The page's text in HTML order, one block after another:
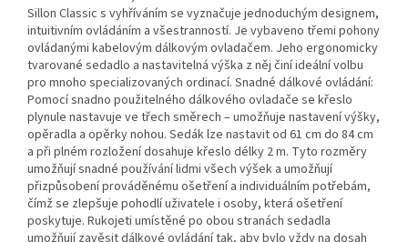
Sillon Classic s vyhříváním se vyznačuje jednoduchým designem,
intuitivním ovládáním a všestranností. Je vybaveno třemi pohony
ovládanými kabelovým dálkovým ovladačem. Jeho ergonomicky
tvarované sedadlo a nastavitelná výška z něj činí ideální volbu
pro mnoho specializovaných ordinací. Snadné dálkové ovládání:
Pomocí snadno použitelného dálkového ovladače se křeslo
plynule nastavuje ve třech směrech – umožňuje nastavení výšky,
opěradla a opěrky nohou. Sedák lze nastavit od 61 cm do 84 cm
a při plném rozložení dosahuje křeslo délky 2 m. Tyto rozměry
umožňují snadné používání lidmi všech výšek a umožňují
přizpůsobení prováděnému ošetření a individuálním potřebám,
čímž se zlepšuje pohodlí uživatele i osoby, která ošetření
poskytuje. Rukojeti umístěné po obou stranách sedadla